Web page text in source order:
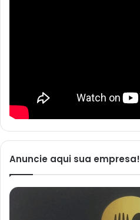
Anuncie aqui sua empresa!